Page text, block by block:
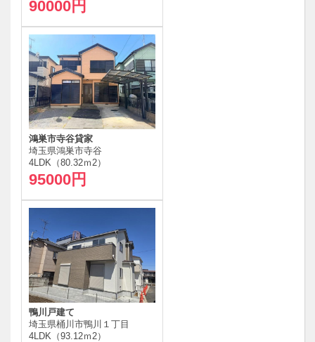
90000円
鴻巣市寺谷貸家
埼玉県鴻巣市寺谷
4LDK（80.32ｍ 2）
95000円
鴨川戸建て
埼玉県桶川市鴨川１丁目
4LDK（93.12ｍ 2）